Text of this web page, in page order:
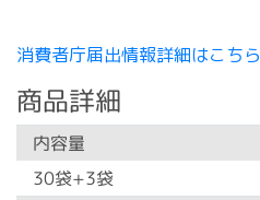
消費者庁届出情報詳細はこちら
商品詳細
内容量
30袋+3袋